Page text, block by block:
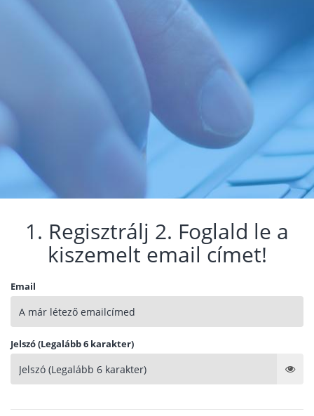
1. Regisztrálj 2. Foglald le a
kiszemelt email címet!
Email
Jelszó (Legalább 6 karakter)